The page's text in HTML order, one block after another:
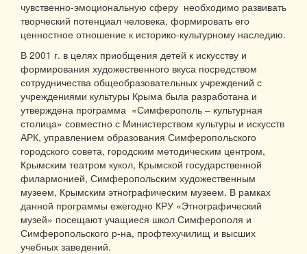
чувственно-эмоциональную сферу необходимо развивать
творческий потенциал человека, формировать его
ценностное отношение к историко-культурному наследию.
В 2001 г. в целях приобщения детей к искусству и
формирования художественного вкуса посредством
сотрудничества общеобразовательных учреждений с
учреждениями культуры Крыма была разработана и
утверждена программа «Симферополь – культурная
столица» совместно с Министерством культуры и искусств
АРК, управлением образования Симферопольского
городского совета, городским методическим центром,
Крымским театром кукол, Крымской государственной
филармонией, Симферопольским художественным
музеем, Крымским этнографическим музеем. В рамках
данной программы ежегодно КРУ «Этнографический
музей» посещают учащиеся школ Симферополя и
Симферопольского р-на, профтехучилищ и высших
учебных заведений.